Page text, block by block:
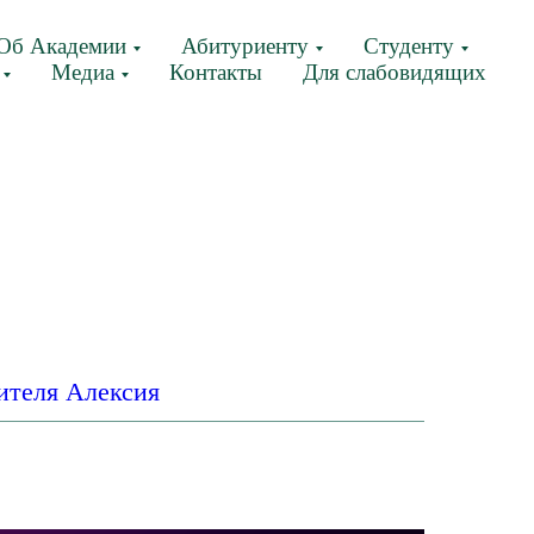
Академии Абитуриенту
Студенту
Медиа
Контакты Для слабовидящих
Алексия